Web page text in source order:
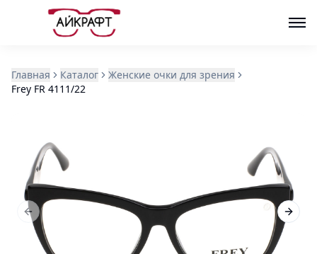
Главная Каталог
Женские очки для зрения
Frey FR 4111/22
Previous slide Next